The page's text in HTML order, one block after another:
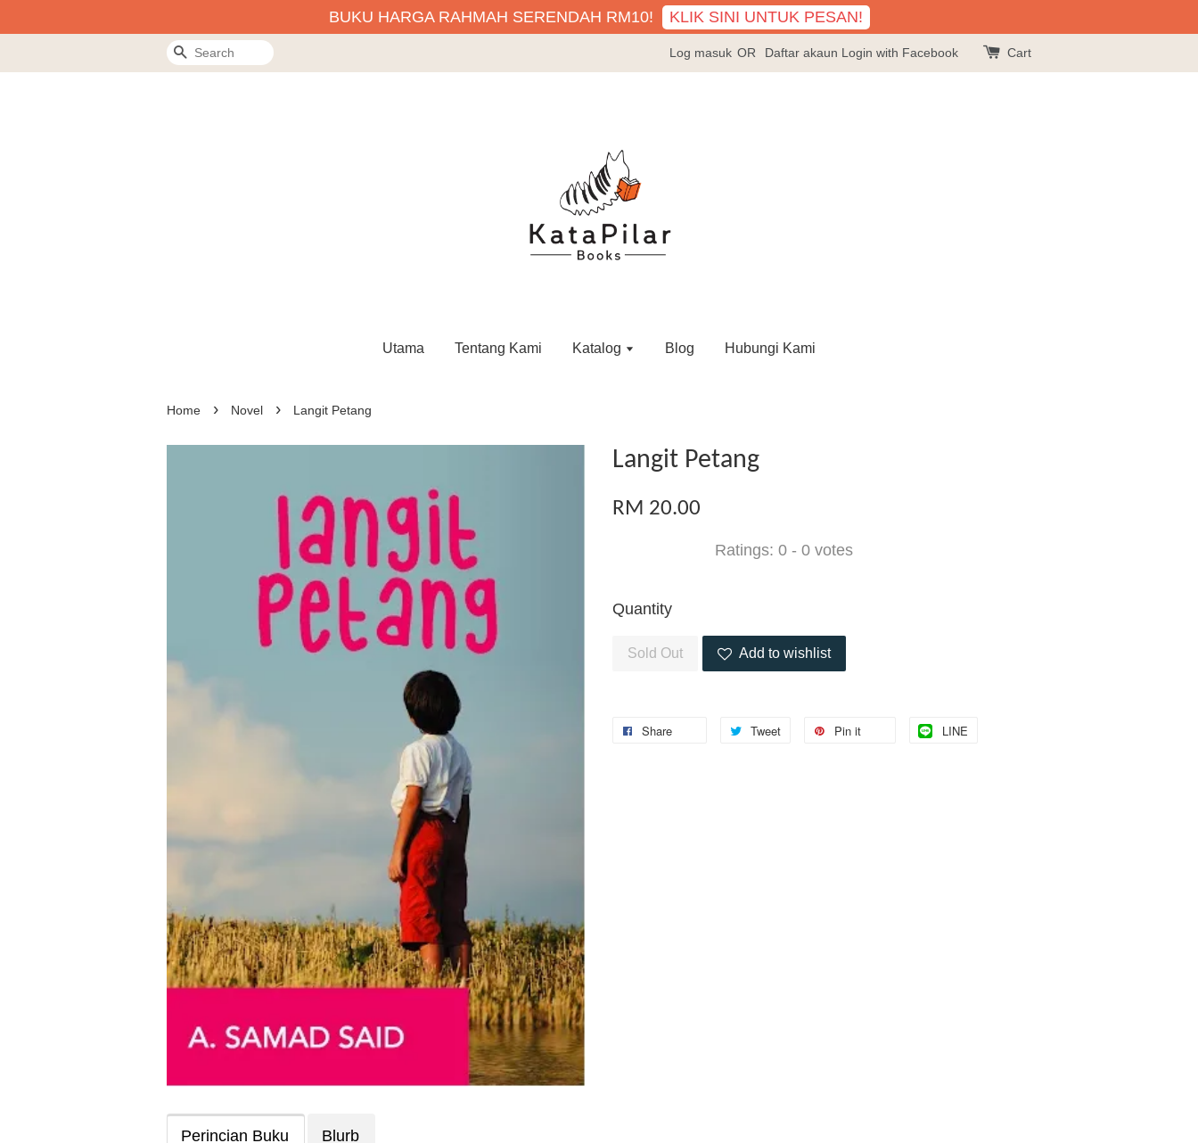
BUKU HARGA RAHMAH SERENDAH RM10! KLIK SINI UNTUK PESAN!
Search Log masuk OR Daftar akaun Login with Facebook Cart
Utama Tentang Kami Katalog Blog Hubungi Kami
Home › Novel › Langit Petang
Langit Petang
RM 20.00
Ratings: 0 - 0 votes
Quantity
Sold Out Add to wishlist
Share Tweet Pin it LINE
Perincian Buku Blurb